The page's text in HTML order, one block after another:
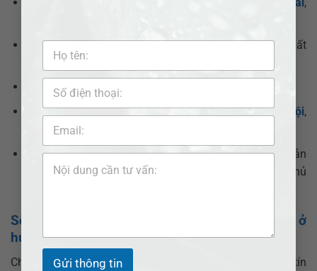
Gửi thông tin
Công ty luật uy tín tư vấn thủ tục hành chính về xuất
nhập khẩu, hải quan.
Công ty luật uy tín tư vấn pháp luật về thuế.
Công ty luật uy tín tư vấn pháp luật vềbảo hiểm xã hội,
bảo hiểm y tế, kinh doanh bảo hiểm.
Công ty luật uy tín phổ biến kiến thức pháp luật cơ bản
cho đội ngũ lãnh đạo doanh nghiệp và các vị trí chủ
Số điện thoại liên hệ Luật sư giỏi về đất đai ở
huyện Tri Tôn
Chúng tôi tự hào là một trong những Công ty Luật có uy tín